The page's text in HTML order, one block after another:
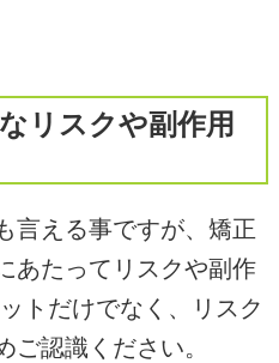
リスクや副作用
言える事ですが、矯正
あたってリスクや副作
トだけでなく、リスク
ご認識ください。